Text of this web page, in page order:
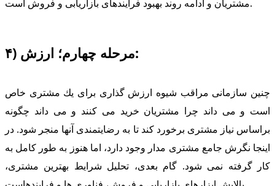
مشتریان و ادامه روند بهبود فرایندهای بازاریابی و فروش است.
۴) مرحله چهارم؛ ارزش:
چنین سازمانی مراقب شیوه ارزش گذاری برای یك مشتری خاص
است و می داند چرا مشتریان خرید می كنند و می داند چگونه
براساس نیاز مشتری برخورد كند تا به رضایتمندی آنها منجر شود. در
اینجا نگرش جامع مشتری مدار وجود دارد، اما هنوز به طور كامل به
كار گرفته نمی شود. گام بعدی، تحلیل شرایط بهترین مشتری،